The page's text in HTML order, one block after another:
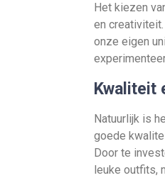
Het kiezen
en
onze eigen
Kwaliteit
Natuurlijk is
goede
Door te
leuke outfits,